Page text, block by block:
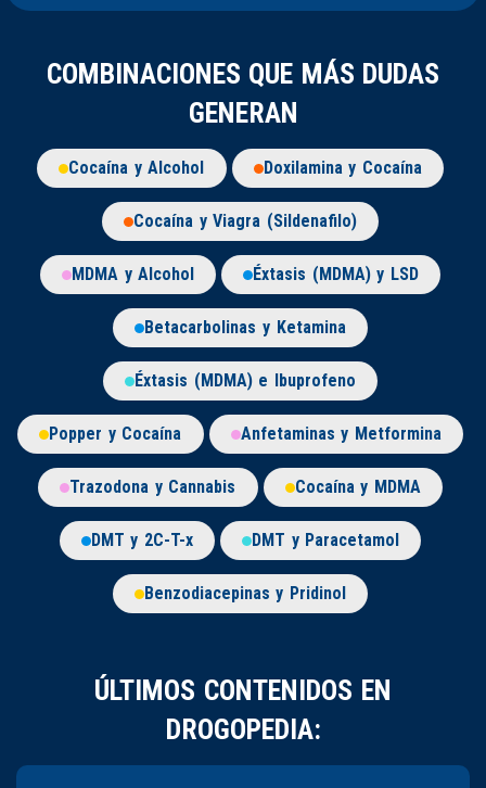
COMBINACIONES QUE MÁS DUDAS
GENERAN
Cocaína y Alcohol Doxilamina y Cocaína
Cocaína y Viagra (Sildenafilo)
MDMA y Alcohol Éxtasis (MDMA) y LSD
Betacarbolinas y Ketamina
Éxtasis (MDMA) e Ibuprofeno
Popper y Cocaína Anfetaminas y Metformina
Trazodona y Cannabis Cocaína y MDMA
DMT y 2C-T-x DMT y Paracetamol
Benzodiacepinas y Pridinol
ÚLTIMOS CONTENIDOS EN
DROGOPEDIA: